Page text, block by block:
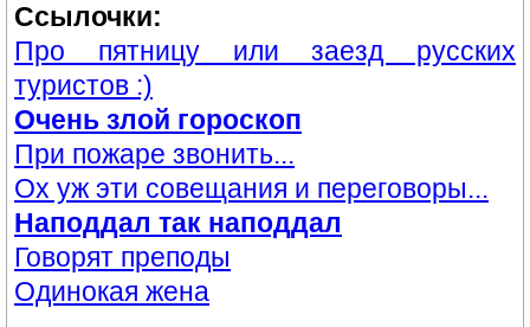
Ссылочки:
Про пятницу или заезд русских
туристов :)
Очень злой гороскоп
При пожаре звонить...
Ох уж эти совещания и переговоры...
Наподдал так наподдал
Говорят преподы
Одинокая жена